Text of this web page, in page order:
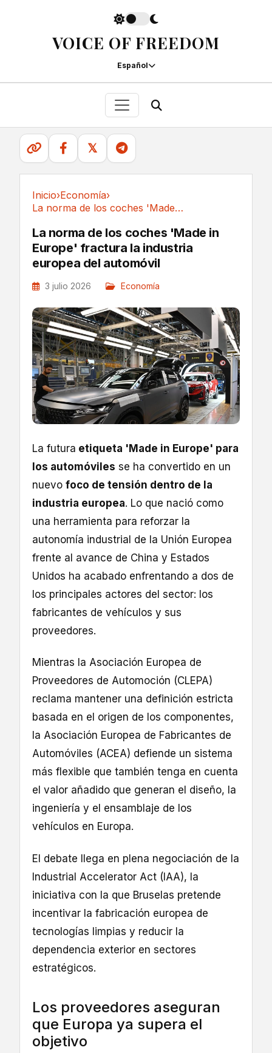
VOICE OF FREEDOM
Español
𝕏
Inicio›Economía›
La norma de los coches 'Made in Europe'...
La norma de los coches 'Made in
Europe' fractura la industria
europea del automóvil
3 julio 2026 Economía
La futura etiqueta 'Made in Europe' para
los automóviles se ha convertido en un
nuevo foco de tensión dentro de la
industria europea. Lo que nació como
una herramienta para reforzar la
autonomía industrial de la Unión Europea
frente al avance de China y Estados
Unidos ha acabado enfrentando a dos de
los principales actores del sector: los
fabricantes de vehículos y sus
proveedores.
Mientras la Asociación Europea de
Proveedores de Automoción (CLEPA)
reclama mantener una definición estricta
basada en el origen de los componentes,
la Asociación Europea de Fabricantes de
Automóviles (ACEA) defiende un sistema
más flexible que también tenga en cuenta
el valor añadido que generan el diseño, la
ingeniería y el ensamblaje de los
vehículos en Europa.
El debate llega en plena negociación de la
Industrial Accelerator Act (IAA), la
iniciativa con la que Bruselas pretende
incentivar la fabricación europea de
tecnologías limpias y reducir la
dependencia exterior en sectores
estratégicos.
Los proveedores aseguran
que Europa ya supera el
objetivo